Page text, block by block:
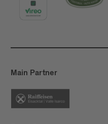
Main Partner